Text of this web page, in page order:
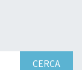
CERCA